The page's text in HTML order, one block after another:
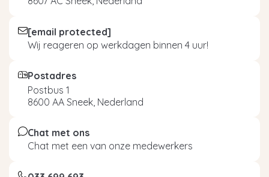
[email protected]
Wij reageren op werkdagen binnen 4 uur!
Postadres
Postbus 1
8600 AA Sneek, Nederland
Chat met ons
Chat met een van onze medewerkers